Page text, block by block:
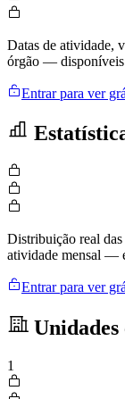
Datas de atividade,
órgão —
Entrar para ver
Distribuição real das
atividade mensal —
Entrar para ver
1